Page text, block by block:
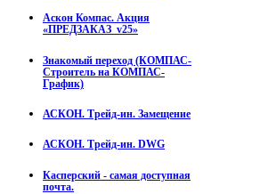
Аскон Компас. Акция
«ПРЕДЗАКАЗ_v25»
Знакомый переход (КОМПАС-
Строитель на КОМПАС-
График)
АСКОН. Трейд-ин. Замещение
АСКОН. Трейд-ин. DWG
Касперский - самая доступная
почта.